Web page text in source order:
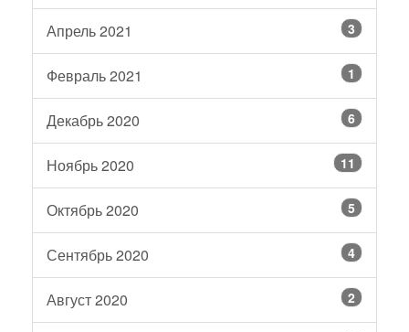
Апрель 2021 3
Февраль 2021 1
Декабрь 2020 6
Ноябрь 2020 11
Октябрь 2020 5
Сентябрь 2020 4
Август 2020 2